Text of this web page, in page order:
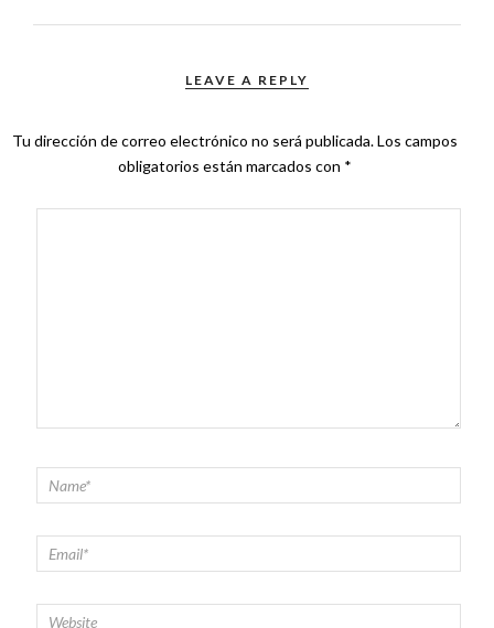
LEAVE A REPLY
Tu dirección de correo electrónico no será publicada.Los campos
obligatorios están marcados con *